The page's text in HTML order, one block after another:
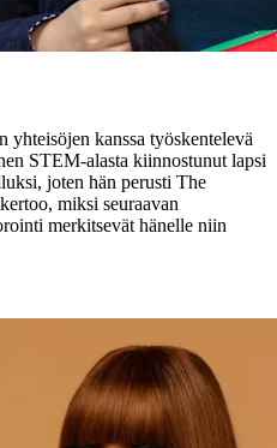
yhteisöjen kanssa työskentelevä
STEM-alasta kiinnostunut lapsi
joten hän perusti The
miksi seuraavan
merkitsevät hänelle niin